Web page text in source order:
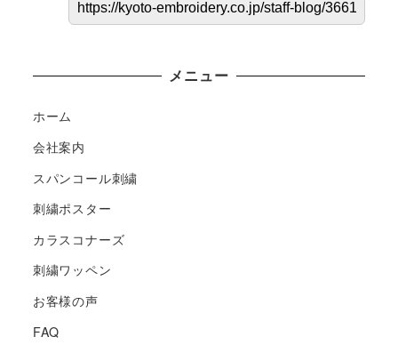
メニュー
ホーム
会社案内
スパンコール刺繍
刺繍ポスター
カラスコナーズ
刺繍ワッペン
お客様の声
FAQ